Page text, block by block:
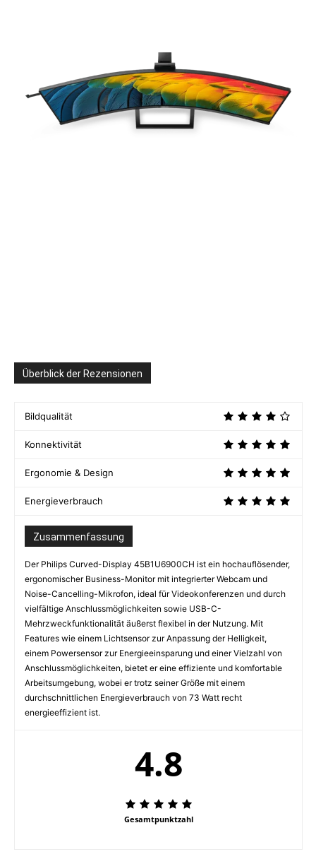
Überblick der Rezensionen
Bildqualität
Konnektivität
Ergonomie & Design
Energieverbrauch
Zusammenfassung
Der Philips Curved-Display 45B1U6900CH ist ein hochauflösender,
ergonomischer Business-Monitor mit integrierter Webcam und
Noise-Cancelling-Mikrofon, ideal für Videokonferenzen und durch
vielfältige Anschlussmöglichkeiten sowie USB-C-
Mehrzweckfunktionalität äußerst flexibel in der Nutzung. Mit
Features wie einem Lichtsensor zur Anpassung der Helligkeit,
einem Powersensor zur Energieeinsparung und einer Vielzahl von
Anschlussmöglichkeiten, bietet er eine effiziente und komfortable
Arbeitsumgebung, wobei er trotz seiner Größe mit einem
durchschnittlichen Energieverbrauch von 73 Watt recht
energieeffizient ist.
4.8
Gesamtpunktzahl